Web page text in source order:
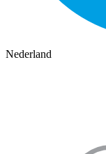
Nederland